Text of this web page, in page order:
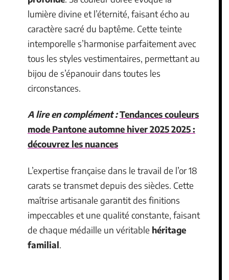
lumière divine et l’éternité, faisant écho au
caractère sacré du baptême. Cette teinte
intemporelle s’harmonise parfaitement avec
tous les styles vestimentaires, permettant au
bijou de s’épanouir dans toutes les
circonstances.
A lire en complément :Tendances couleurs
mode Pantone automne hiver 2025 2025 :
découvrez les nuances
L’expertise française dans le travail de l’or 18
carats se transmet depuis des siècles. Cette
maîtrise artisanale garantit des finitions
impeccables et une qualité constante, faisant
de chaque médaille un véritable héritage
familial.